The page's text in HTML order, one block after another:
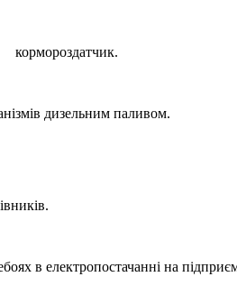
кормороздатчик.
дизельним паливом.
в електропостачанні на